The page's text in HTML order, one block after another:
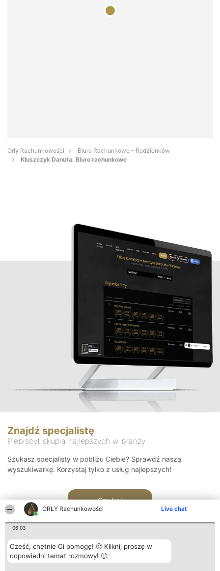
ORŁY Rachunkowości Live chat
06:03
Cześć, chętnie Ci pomogę! 🙂 Kliknij proszę w
odpowiedni temat rozmowy! 🙂
Orły Rachunkowości
Biura Rachunkowe - Radzionków
Kluszczyk Danuta. Biuro rachunkowe
Znajdź specjalistę
Plebiscyt skupia najlepszych w branży
Szukasz specjalisty w pobliżu Ciebie? Sprawdź naszą
wyszukiwarkę. Korzystaj tylko z usług najlepszych!
Szukaj